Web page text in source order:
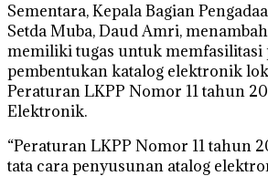
Sementara, Kepala Bagian
Setda Muba, Daud Amri,
memiliki tugas untuk memfasilitasi
pembentukan katalog elektronik
Peraturan LKPP Nomor 11 tahun
Elektronik.
“Peraturan LKPP Nomor 11 tahun
tata cara penyusunan atalog